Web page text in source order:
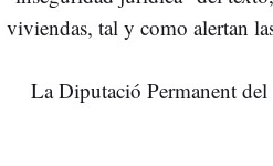
viviendas, tal y como alertan
La Diputació Permanent del